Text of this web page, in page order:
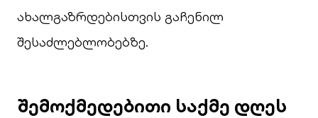
ახალგაზრდებისთვის გაჩენილ
შესაძლებლობებზე.
შემოქმედებითი საქმე დღეს